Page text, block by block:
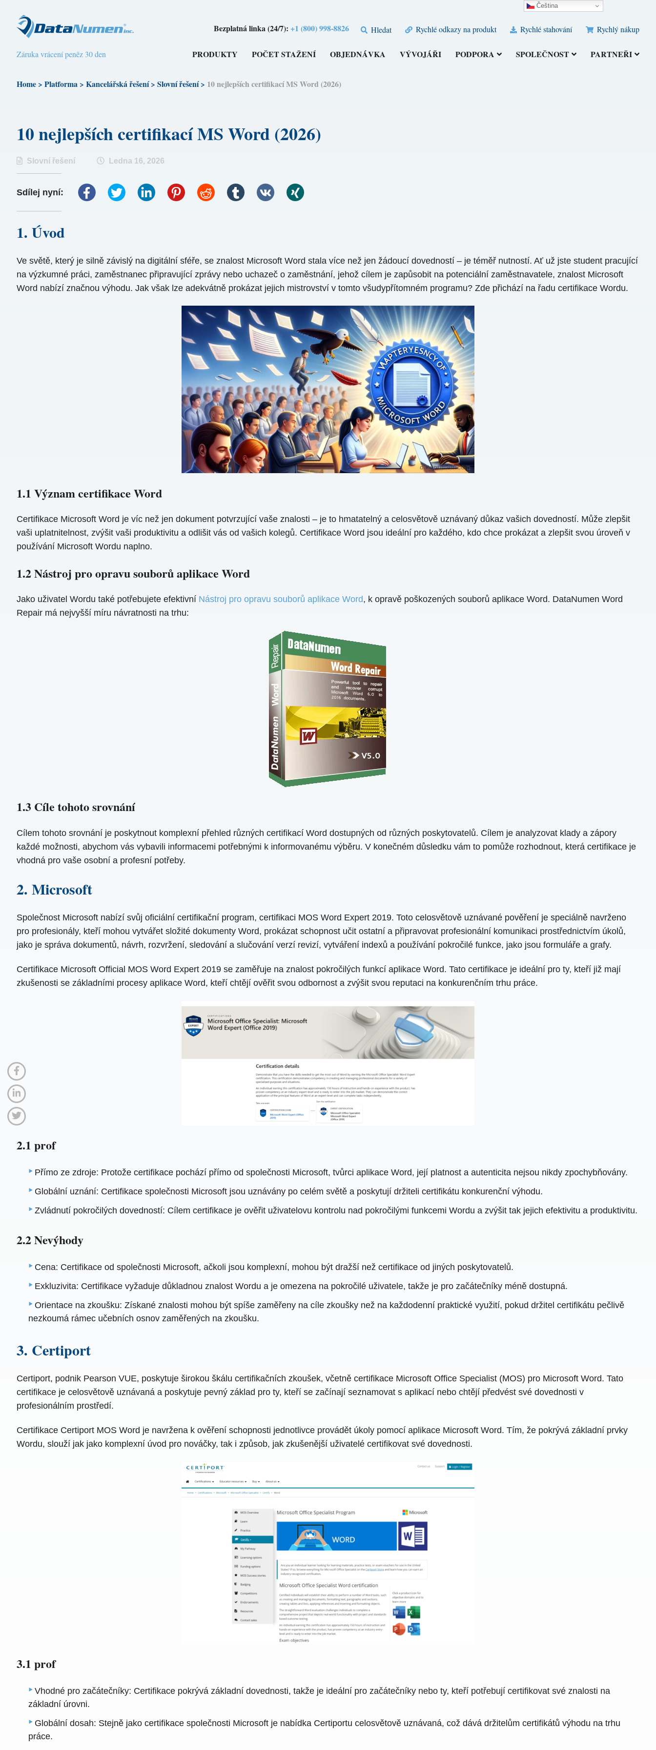
Bezplatná linka (24/7):+1 (800) 998-8826 Hledat Rychlé odkazy na produkt Rychlé stahování Rychlý nákup
Záruka vrácení peněz 30 den PRODUKTY POČET STAŽENÍ OBJEDNÁVKA VÝVOJÁŘI PODPORA SPOLEČNOST PARTNEŘI
Home> Platforma> Kancelářská řešení> Slovní řešení> 10 nejlepších certifikací MS Word (2026)
10 nejlepších certifikací MS Word (2026)
Slovní řešení Ledna 16, 2026
Sdílej nyní:
1. Úvod
Ve světě, který je silně závislý na digitální sféře, se znalost Microsoft Word stala více než jen žádoucí dovedností – je téměř nutností. Ať už jste student pracující
na výzkumné práci, zaměstnanec připravující zprávy nebo uchazeč o zaměstnání, jehož cílem je zapůsobit na potenciální zaměstnavatele, znalost Microsoft
Word nabízí značnou výhodu. Jak však lze adekvátně prokázat jejich mistrovství v tomto všudypřítomném programu? Zde přichází na řadu certifikace Wordu.
1.1 Význam certifikace Word
Certifikace Microsoft Word je víc než jen dokument potvrzující vaše znalosti – je to hmatatelný a celosvětově uznávaný důkaz vašich dovedností. Může zlepšit
vaši uplatnitelnost, zvýšit vaši produktivitu a odlišit vás od vašich kolegů. Certifikace Word jsou ideální pro každého, kdo chce prokázat a zlepšit svou úroveň v
používání Microsoft Wordu naplno.
1.2 Nástroj pro opravu souborů aplikace Word
Jako uživatel Wordu také potřebujete efektivní Nástroj pro opravu souborů aplikace Word, k opravě poškozených souborů aplikace Word. DataNumen Word
Repair má nejvyšší míru návratnosti na trhu:
1.3 Cíle tohoto srovnání
Cílem tohoto srovnání je poskytnout komplexní přehled různých certifikací Word dostupných od různých poskytovatelů. Cílem je analyzovat klady a zápory
každé možnosti, abychom vás vybavili informacemi potřebnými k informovanému výběru. V konečném důsledku vám to pomůže rozhodnout, která certifikace je
vhodná pro vaše osobní a profesní potřeby.
2. Microsoft
Společnost Microsoft nabízí svůj oficiální certifikační program, certifikaci MOS Word Expert 2019. Toto celosvětově uznávané pověření je speciálně navrženo
pro profesionály, kteří mohou vytvářet složité dokumenty Word, prokázat schopnost učit ostatní a připravovat profesionální komunikaci prostřednictvím úkolů,
jako je správa dokumentů, návrh, rozvržení, sledování a slučování verzí revizí, vytváření indexů a používání pokročilé funkce, jako jsou formuláře a grafy.
Certifikace Microsoft Official MOS Word Expert 2019 se zaměřuje na znalost pokročilých funkcí aplikace Word. Tato certifikace je ideální pro ty, kteří již mají
zkušenosti se základními procesy aplikace Word, kteří chtějí ověřit svou odbornost a zvýšit svou reputaci na konkurenčním trhu práce.
2.1 prof
Přímo ze zdroje: Protože certifikace pochází přímo od společnosti Microsoft, tvůrci aplikace Word, její platnost a autenticita nejsou nikdy zpochybňovány.
Globální uznání: Certifikace společnosti Microsoft jsou uznávány po celém světě a poskytují držiteli certifikátu konkurenční výhodu.
Zvládnutí pokročilých dovedností: Cílem certifikace je ověřit uživatelovu kontrolu nad pokročilými funkcemi Wordu a zvýšit tak jejich efektivitu a produktivitu.
2.2 Nevýhody
Cena: Certifikace od společnosti Microsoft, ačkoli jsou komplexní, mohou být dražší než certifikace od jiných poskytovatelů.
Exkluzivita: Certifikace vyžaduje důkladnou znalost Wordu a je omezena na pokročilé uživatele, takže je pro začátečníky méně dostupná.
Orientace na zkoušku: Získané znalosti mohou být spíše zaměřeny na cíle zkoušky než na každodenní praktické využití, pokud držitel certifikátu pečlivě
nezkoumá rámec učebních osnov zaměřených na zkoušku.
3. Certiport
Certiport, podnik Pearson VUE, poskytuje širokou škálu certifikačních zkoušek, včetně certifikace Microsoft Office Specialist (MOS) pro Microsoft Word. Tato
certifikace je celosvětově uznávaná a poskytuje pevný základ pro ty, kteří se začínají seznamovat s aplikací nebo chtějí předvést své dovednosti v
profesionálním prostředí.
Certifikace Certiport MOS Word je navržena k ověření schopnosti jednotlivce provádět úkoly pomocí aplikace Microsoft Word. Tím, že pokrývá základní prvky
Wordu, slouží jak jako komplexní úvod pro nováčky, tak i způsob, jak zkušenější uživatelé certifikovat své dovednosti.
3.1 prof
Vhodné pro začátečníky: Certifikace pokrývá základní dovednosti, takže je ideální pro začátečníky nebo ty, kteří potřebují certifikovat své znalosti na
základní úrovni.
Globální dosah: Stejně jako certifikace společnosti Microsoft je nabídka Certiportu celosvětově uznávaná, což dává držitelům certifikátů výhodu na trhu
práce.
Čeština‎